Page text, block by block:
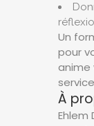
Un
pour
anime
À
Ehlem